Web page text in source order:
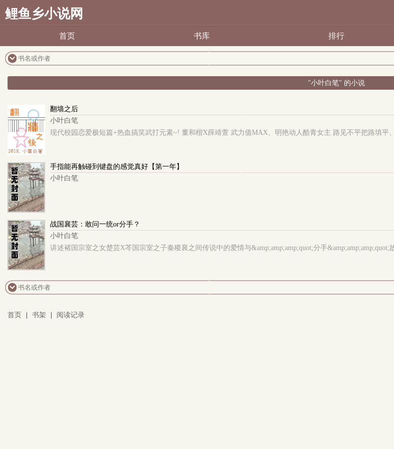
鲤鱼乡小说网
首页 书库 排行
"小叶白笔" 的小说
翻墙之后
小叶白笔
现代校园恋爱极短篇+热血搞笑武打元素~! 董和楷X薛靖萱 武力值MAX、明艳动人酷青女主 路见不平把路填
手指能再触碰到键盘的感觉真好【第一年】
小叶白笔
战国襄芸：敢问一统or分手？
小叶白笔
讲述褚国宗室之女楚芸X芩国宗室之子秦稷襄之间传说中的爱情与&amp;amp;amp;quot;分手
首页 书架 阅读记录